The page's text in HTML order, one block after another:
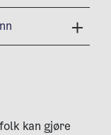
kan gjøre